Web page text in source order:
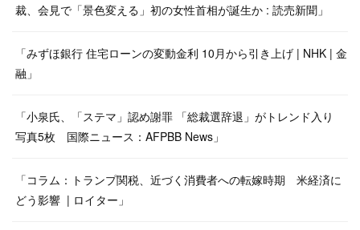
裁、会見で「景色変える」初の女性首相が誕生か : 読売新聞」
「みずほ銀行 住宅ローンの変動金利 10月から引き上げ | NHK | 金
融」
「小泉氏、「ステマ」認め謝罪 「総裁選辞退」がトレンド入り
写真5枚 国際ニュース：AFPBB News」
「コラム：トランプ関税、近づく消費者への転嫁時期 米経済に
どう影響 | ロイター」